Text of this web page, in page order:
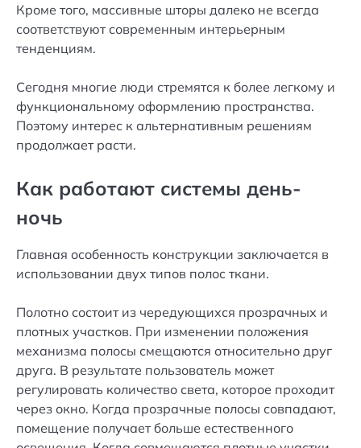
Кроме того, массивные шторы далеко не всегда
соответствуют современным интерьерным
тенденциям.
Сегодня многие люди стремятся к более легкому и
функциональному оформлению пространства.
Поэтому интерес к альтернативным решениям
продолжает расти.
Как работают системы день-
ночь
Главная особенность конструкции заключается в
использовании двух типов полос ткани.
Полотно состоит из чередующихся прозрачных и
плотных участков. При изменении положения
механизма полосы смещаются относительно друг
друга. В результате пользователь может
регулировать количество света, которое проходит
через окно. Когда прозрачные полосы совпадают,
помещение получает больше естественного